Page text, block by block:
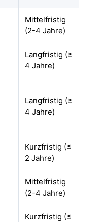
Mittelfristig
(2-4 Jahre)
Langfristig (≥
4 Jahre)
Langfristig (≥
4 Jahre)
Kurzfristig (≤
2 Jahre)
Mittelfristig
(2-4 Jahre)
Kurzfristig (≤